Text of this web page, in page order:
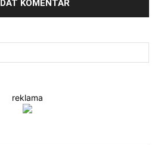
reklama